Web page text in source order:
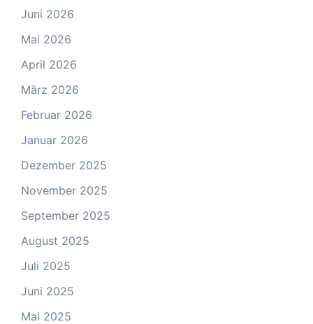
Juni 2026
Mai 2026
April 2026
März 2026
Februar 2026
Januar 2026
Dezember 2025
November 2025
September 2025
August 2025
Juli 2025
Juni 2025
Mai 2025